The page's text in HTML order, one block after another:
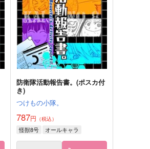
535円（税込）
國神錬介×千切豹馬
サンプル 作品詳細
防衛隊活動報告書。(ポスカ付
き)
つけもの小隊。
787円 （税込）
怪獣8号 オールキャラ